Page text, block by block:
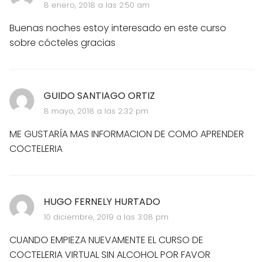
8 enero, 2018 a las 2:50 am
Buenas noches estoy interesado en este curso
sobre cócteles gracias
GUIDO SANTIAGO ORTIZ
8 mayo, 2018 a las 2:32 pm
ME GUSTARÍA MAS INFORMACION DE COMO APRENDER
COCTELERIA
HUGO FERNELY HURTADO
10 diciembre, 2019 a las 3:08 pm
CUANDO EMPIEZA NUEVAMENTE EL CURSO DE
COCTELERIA VIRTUAL SIN ALCOHOL POR FAVOR